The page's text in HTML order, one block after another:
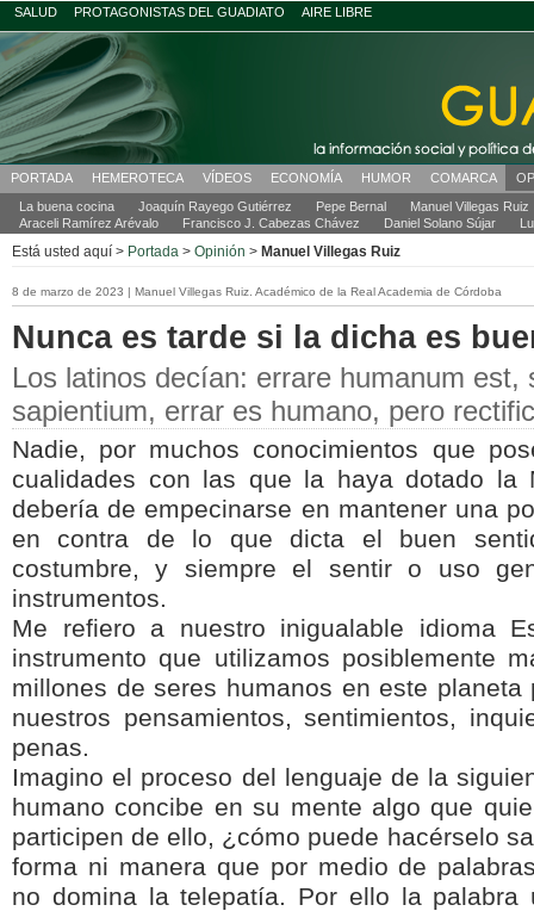
SALUD PROTAGONISTAS DEL GUADIATO AIRE LIBRE
PORTADA HEMEROTECA VÍDEOS ECONOMÍA HUMOR COMARCA
La buena cocina
Joaquín Rayego Gutiérrez Pepe Bernal
Manuel Villegas Ruiz
Araceli Ramírez Arévalo
Francisco J. Cabezas Chávez Daniel Solano Sújar
Está usted aquí > Portada > Opinión > Manuel Villegas Ruiz
8 de marzo de 2023 | Manuel Villegas Ruiz. Académico de la Real Academia de Córdoba
Nunca es tarde si la dicha es
Los latinos decían: errare humanum est,
sapientium, errar es humano, pero
Nadie, por muchos conocimientos que
cualidades con las que la haya dotado la
debería de empecinarse en mantener una
en contra de lo que dicta el buen
costumbre, y siempre el sentir o uso
instrumentos.
Me refiero a nuestro inigualable idioma
instrumento que utilizamos posiblemente
millones de seres humanos en este planeta
nuestros pensamientos, sentimientos,
penas.
Imagino el proceso del lenguaje de la
humano concibe en su mente algo que
participen de ello, ¿cómo puede hacérselo
forma ni manera que por medio de
no domina la telepatía. Por ello la palabra